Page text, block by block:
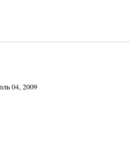
04, 2009